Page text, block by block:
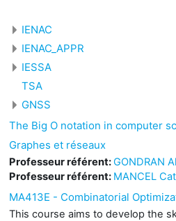
IENAC
IENAC_APPR
IESSA
TSA
GNSS
The Big O notation in computer
Graphes et réseaux
Professeur référent:GONDRAN
Professeur référent: MANCEL
MA413E - Combinatorial
This course aims to develop the